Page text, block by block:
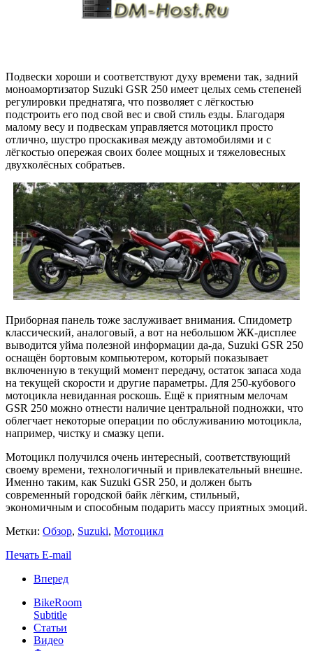
Подвески хороши и соответствуют духу времени так, задний
моноамортизатор Suzuki GSR 250 имеет целых семь степеней
регулировки преднатяга, что позволяет с лёгкостью
подстроить его под свой вес и свой стиль езды. Благодаря
малому весу и подвескам управляется мотоцикл просто
отлично, шустро проскакивая между автомобилями и с
лёгкостью опережая своих более мощных и тяжеловесных
двухколёсных собратьев.
Приборная панель тоже заслуживает внимания. Спидометр
классический, аналоговый, а вот на небольшом ЖК-дисплее
выводится уйма полезной информации да-да, Suzuki GSR 250
оснащён бортовым компьютером, который показывает
включенную в текущий момент передачу, остаток запаса хода
на текущей скорости и другие параметры. Для 250-кубового
мотоцикла невиданная роскошь. Ещё к приятным мелочам
GSR 250 можно отнести наличие центральной подножки, что
облегчает некоторые операции по обслуживанию мотоцикла,
например, чистку и смазку цепи.
Мотоцикл получился очень интересный, соответствующий
своему времени, технологичный и привлекательный внешне.
Именно таким, как Suzuki GSR 250, и должен быть
современный городской байк лёгким, стильный,
экономичным и способным подарить массу приятных эмоций.
Метки: Обзор, Suzuki, Мотоцикл
Печать E-mail
Вперед
BikeRoom
Subtitle
Статьи
Видео